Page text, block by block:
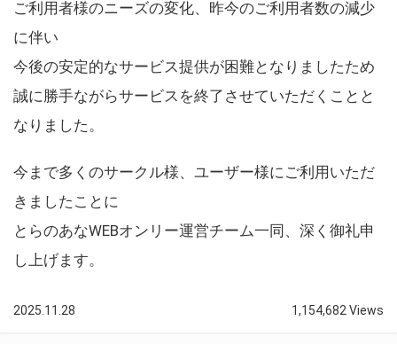
ご利用者様のニーズの変化、昨今のご利用者数の減少
に伴い
今後の安定的なサービス提供が困難となりましたため
誠に勝手ながらサービスを終了させていただくことと
なりました。
今まで多くのサークル様、ユーザー様にご利用いただ
きましたことに
とらのあなWEBオンリー運営チーム一同、深く御礼申
し上げます。
2025.11.28 1,154,682 Views